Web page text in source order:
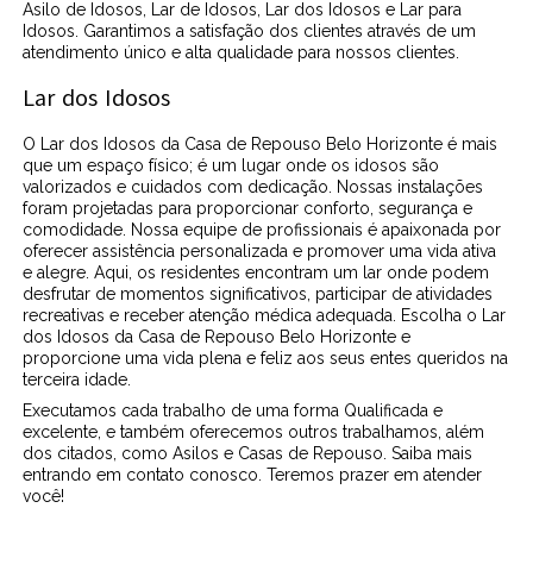
Asilo de Idosos, Lar de Idosos, Lar dos Idosos e Lar para
Idosos. Garantimos a satisfação dos clientes através de um
atendimento único e alta qualidade para nossos clientes.
Lar dos Idosos
O Lar dos Idosos da Casa de Repouso Belo Horizonte é mais
que um espaço físico; é um lugar onde os idosos são
valorizados e cuidados com dedicação. Nossas instalações
foram projetadas para proporcionar conforto, segurança e
comodidade. Nossa equipe de profissionais é apaixonada por
oferecer assistência personalizada e promover uma vida ativa
e alegre. Aqui, os residentes encontram um lar onde podem
desfrutar de momentos significativos, participar de atividades
recreativas e receber atenção médica adequada. Escolha o Lar
dos Idosos da Casa de Repouso Belo Horizonte e
proporcione uma vida plena e feliz aos seus entes queridos na
terceira idade.
Executamos cada trabalho de uma forma Qualificada e
excelente, e também oferecemos outros trabalhamos, além
dos citados, como Asilos e Casas de Repouso. Saiba mais
entrando em contato conosco. Teremos prazer em atender
você!